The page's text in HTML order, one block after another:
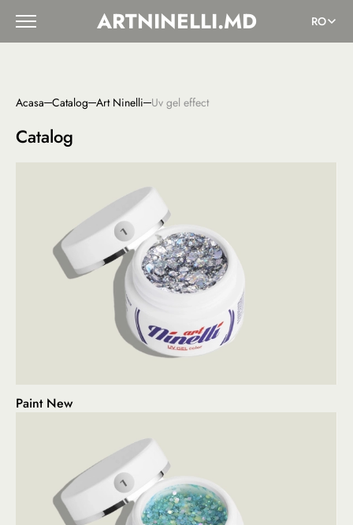
ARTNINELLI.MD RO
Acasa Catalog Art Ninelli Uv gel effect
Catalog
Paint New